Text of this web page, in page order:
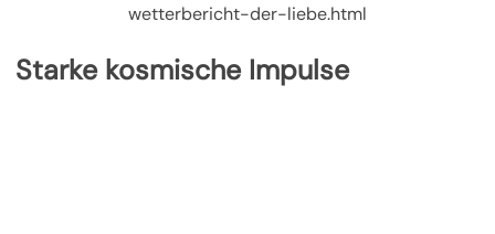
wetterbericht-der-liebe.html
Starke kosmische Impulse